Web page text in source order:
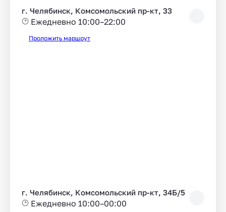
г. Челябинск, Комсомольский пр-кт, 33
Ежедневно 10:00–22:00
Проложить маршрут
г. Челябинск, Комсомольский пр-кт, 34Б/5
Ежедневно 10:00–00:00